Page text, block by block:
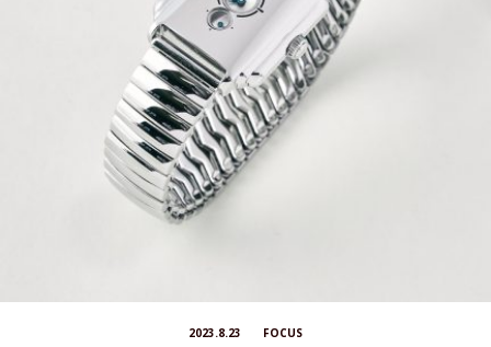
2023.8.23 FOCUS